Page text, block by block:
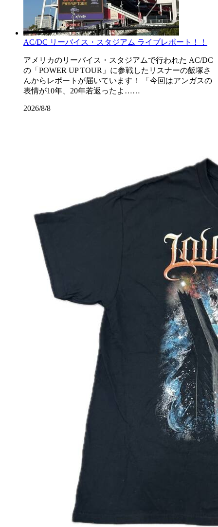
AC/DC リーバイス・スタジアム ライブレポート！！
アメリカのリーバイス・スタジアムで行われた AC/DC
の「POWER UP TOUR」に参戦したリスナーの飯塚さ
んからレポートが届いています！ 「今回はアンガスの
表情が10年、20年若返ったよ……
2026/8/8